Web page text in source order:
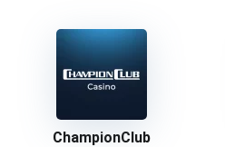
ChampionClub